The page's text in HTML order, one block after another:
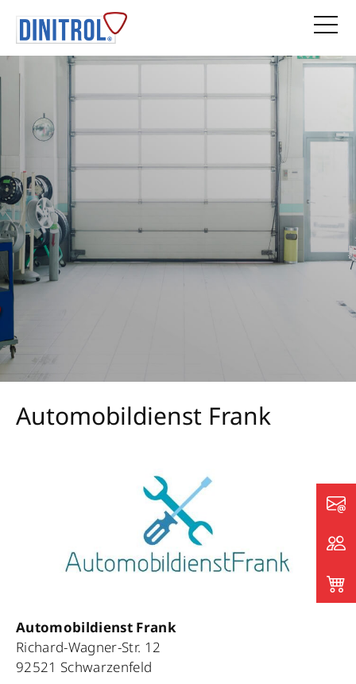
Automobildienst Frank
Automobildienst Frank
Richard-Wagner-Str. 12
92521 Schwarzenfeld